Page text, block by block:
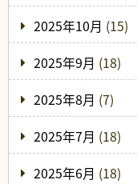
2025年10月 (15)
2025年9月 (18)
2025年8月 (7)
2025年7月 (18)
2025年6月 (18)